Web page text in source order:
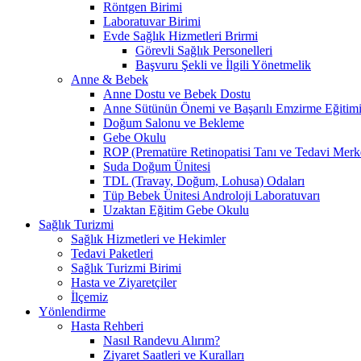
Röntgen Birimi
Laboratuvar Birimi
Evde Sağlık Hizmetleri Brirmi
Görevli Sağlık Personelleri
Başvuru Şekli ve İlgili Yönetmelik
Anne & Bebek
Anne Dostu ve Bebek Dostu
Anne Sütünün Önemi ve Başarılı Emzirme Eğitimi
Doğum Salonu ve Bekleme
Gebe Okulu
ROP (Prematüre Retinopatisi Tanı ve Tedavi
Suda Doğum Ünitesi
TDL (Travay, Doğum, Lohusa) Odaları
Tüp Bebek Ünitesi Androloji Laboratuvarı
Uzaktan Eğitim Gebe Okulu
Sağlık Turizmi
Sağlık Hizmetleri ve Hekimler
Tedavi Paketleri
Sağlık Turizmi Birimi
Hasta ve Ziyaretçiler
İlçemiz
Yönlendirme
Hasta Rehberi
Nasıl Randevu Alırım?
Ziyaret Saatleri ve Kuralları